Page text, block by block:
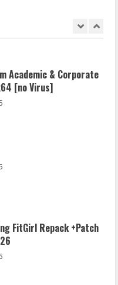
Academic & Corporate
[no Virus]
FitGirl Repack +Patch